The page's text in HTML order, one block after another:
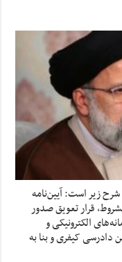
شرح زیر است: آیین‌نامه
قرار تعویق صدور
الکترونیکی و
اجرای ماده ۵۵۷ قانون آیین دادرسی کیفری و بنا به